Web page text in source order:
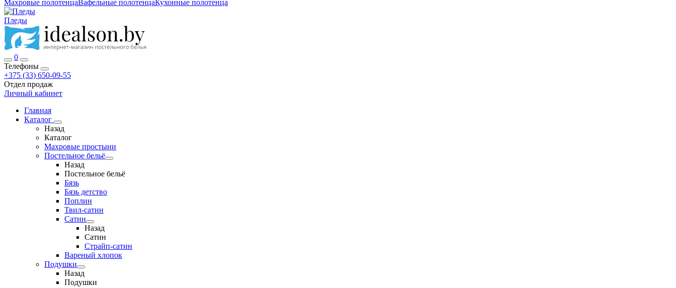
Махровые полотенцаВафельные полотенцаКухонные полотенца
Пледы
0
Телефоны
+375 (33) 650-09-55
Отдел продаж
Личный кабинет
Главная
Каталог
Назад
Каталог
Махровые простыни
Постельное бельё
Назад
Постельное бельё
Бязь
Бязь детство
Поплин
Твил-сатин
Сатин
Назад
Сатин
Страйп-сатин
Вареный хлопок
Подушки
Назад
Подушки